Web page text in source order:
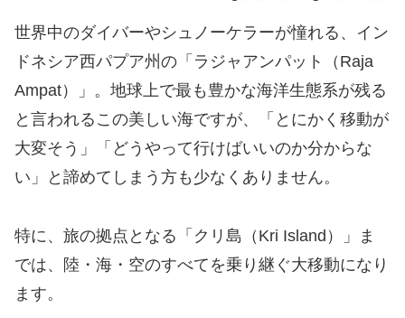
世界中のダイバーやシュノーケラーが憧れる、イン
ドネシア西パプア州の「ラジャアンパット（Raja
Ampat）」。地球上で最も豊かな海洋生態系が残る
と言われるこの美しい海ですが、「とにかく移動が
大変そう」「どうやって行けばいいのか分からな
い」と諦めてしまう方も少なくありません。
特に、旅の拠点となる「クリ島（Kri Island）」ま
では、陸・海・空のすべてを乗り継ぐ大移動になり
ます。